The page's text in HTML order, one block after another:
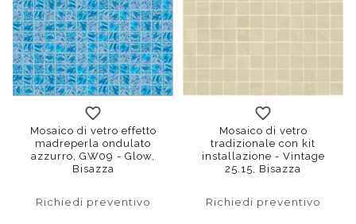
Mosaico di vetro effetto
madreperla ondulato
azzurro, GW09 - Glow,
Bisazza
Richiedi preventivo
Mosaico di vetro
tradizionale con kit
installazione - Vintage
25.15, Bisazza
Richiedi preventivo